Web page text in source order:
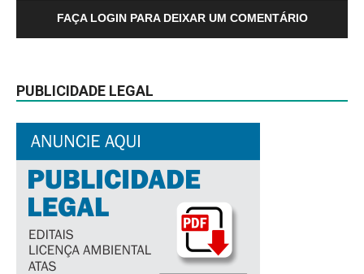
FAÇA LOGIN PARA DEIXAR UM COMENTÁRIO
PUBLICIDADE LEGAL